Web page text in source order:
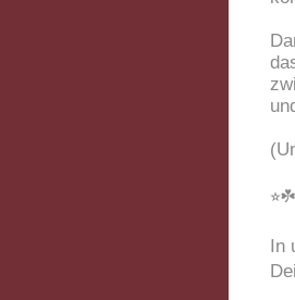
In